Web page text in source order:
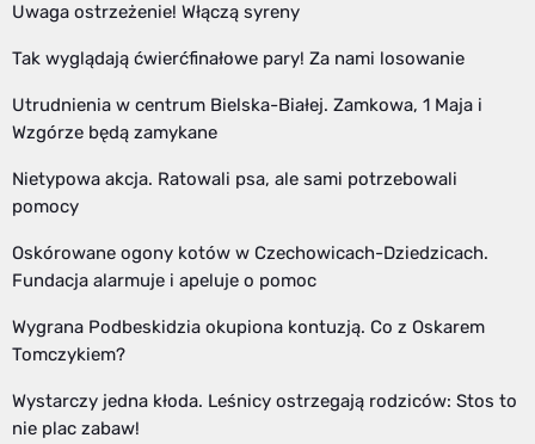
Uwaga ostrzeżenie! Włączą syreny
Tak wyglądają ćwierćfinałowe pary! Za nami losowanie
Utrudnienia w centrum Bielska-Białej. Zamkowa, 1 Maja i
Wzgórze będą zamykane
Nietypowa akcja. Ratowali psa, ale sami potrzebowali
pomocy
Oskórowane ogony kotów w Czechowicach-Dziedzicach.
Fundacja alarmuje i apeluje o pomoc
Wygrana Podbeskidzia okupiona kontuzją. Co z Oskarem
Tomczykiem?
Wystarczy jedna kłoda. Leśnicy ostrzegają rodziców: Stos to
nie plac zabaw!